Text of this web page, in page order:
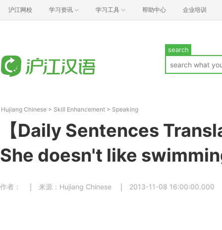
沪江网校 学习资讯 学习工具 帮助中心 企业培训
search
Hujiang Chinese > Skill Enhancement > Speaking
【Daily Sentences
She doesn't like
作者： 来源：Hujiang Chinese 2013-11-08 16:00:00.000